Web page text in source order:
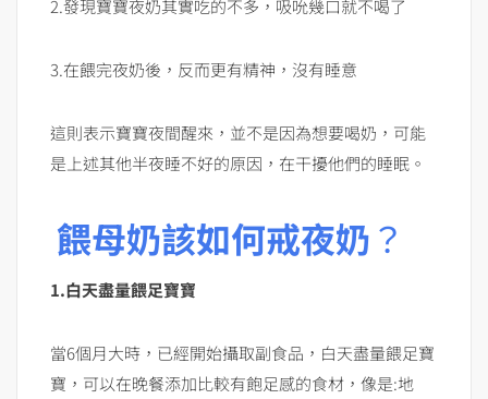
2.發現寶寶夜奶其實吃的不多，吸吮幾口就不喝了
3.在餵完夜奶後，反而更有精神，沒有睡意
這則表示寶寶夜間醒來，並不是因為想要喝奶，可能
是上述其他半夜睡不好的原因，在干擾他們的睡眠。
餵母奶該如何戒夜奶？
1.白天盡量餵足寶寶
當6個月大時，已經開始攝取副食品，白天盡量餵足寶
寶，可以在晚餐添加比較有飽足感的食材，像是:地